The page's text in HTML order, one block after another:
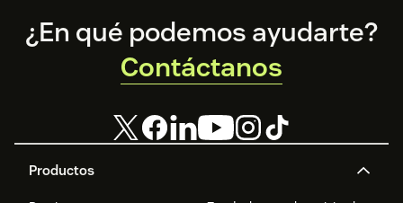
aprovechar
Zendesk Guide,
Footer
Productos
¿En qué podemos ayudarte?
Contáctanos